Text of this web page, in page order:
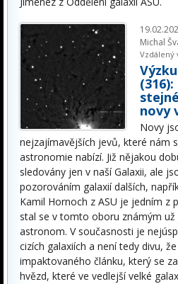
Michal
Vzdálený
novy
Novy
nejzajímavějších jevů, které nám
astronomie nabízí. Již nějakou
sledovány jen v naší Galaxii, ale
pozorováním galaxií dalších,
Kamil Hornoch z ASU je jedním z
stal se v tomto oboru známým
astronom. V současnosti je
cizích galaxiích a není tedy divu,
impaktovaného článku, který se
hvězd, které ve vedlejší velké